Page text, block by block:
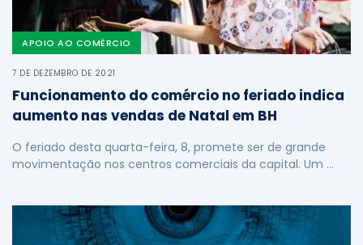
APOIO AO COMÉRCIO
7 DE DEZEMBRO DE 2021
Funcionamento do comércio no feriado indica
aumento nas vendas de Natal em BH
O feriado desta quarta-feira, 8, promete ser de grande
movimentação nos centros comerciais da capital. Um …